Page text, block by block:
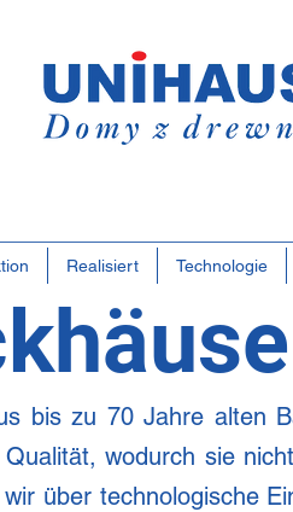
Realisiert Technologie
bis zu 70 Jahre alten
wodurch sie
über technologische